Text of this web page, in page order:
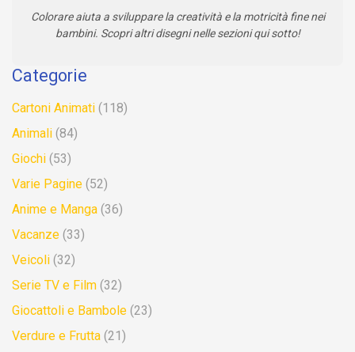
Colorare aiuta a sviluppare la creatività e la motricità fine nei
bambini. Scopri altri disegni nelle sezioni qui sotto!
Categorie
Cartoni Animati (118)
Animali (84)
Giochi (53)
Varie Pagine (52)
Anime e Manga (36)
Vacanze (33)
Veicoli (32)
Serie TV e Film (32)
Giocattoli e Bambole (23)
Verdure e Frutta (21)